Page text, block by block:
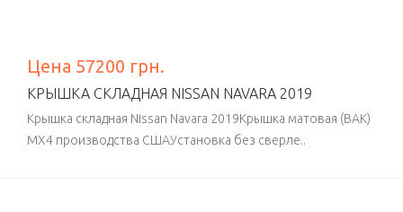
Цена 57200 грн.
КРЫШКА СКЛАДНАЯ NISSAN NAVARA 2019
Крышка складная Nissan Navara 2019Крышка матовая (BAK)
MX4 производства СШАУстановка без сверле..